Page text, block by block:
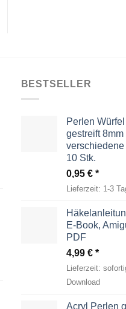
BESTSELLER
Perlen
gestreift 8mm
verschiedene
10 Stk.
0,95 €
Lieferzeit: 1-3
E-Book,
PDF
4,99 €
Lieferzeit:
Download
Acryl Perlen